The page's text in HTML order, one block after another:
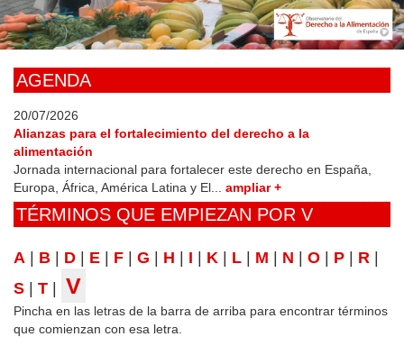
Skip
to
main
AGENDA
20/07/2026
Alianzas para el fortalecimiento del derecho a la
alimentación
Jornada internacional para fortalecer este derecho en España,
Europa, África, América Latina y El... ampliar +
TÉRMINOS QUE EMPIEZAN POR V
A B D E F G H I K L M N O P R
S
T V
Pincha en las letras de la barra de arriba para encontrar términos
que comienzan con esa letra.